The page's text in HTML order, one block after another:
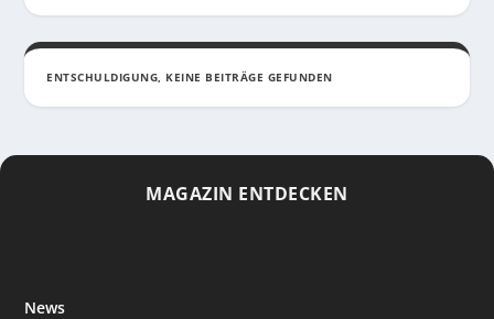
ENTSCHULDIGUNG, KEINE BEITRÄGE GEFUNDEN
MAGAZIN ENTDECKEN
News